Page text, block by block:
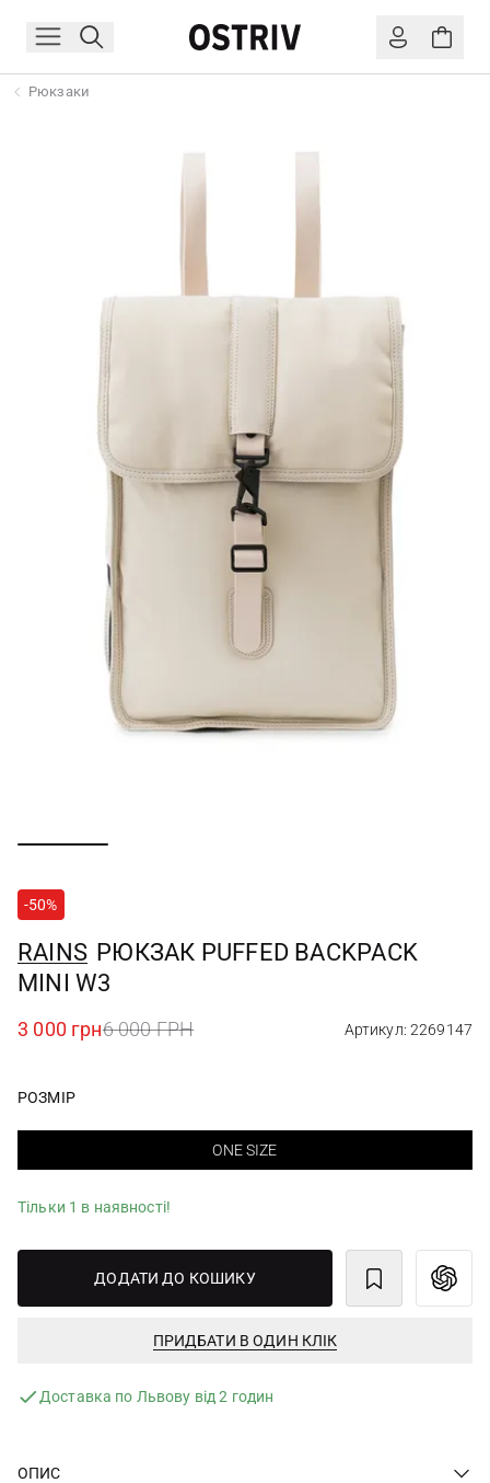
Рюкзаки
-50%
RAINS РЮКЗАК PUFFED BACKPACK
MINI W3
3 000 грн6 000 ГРН Артикул: 2269147
РОЗМІР
ONE SIZE
Тільки 1 в наявності!
ДОДАТИ ДО КОШИКУ
ПРИДБАТИ В ОДИН КЛІК
Доставка по Львову від 2 годин
ОПИС